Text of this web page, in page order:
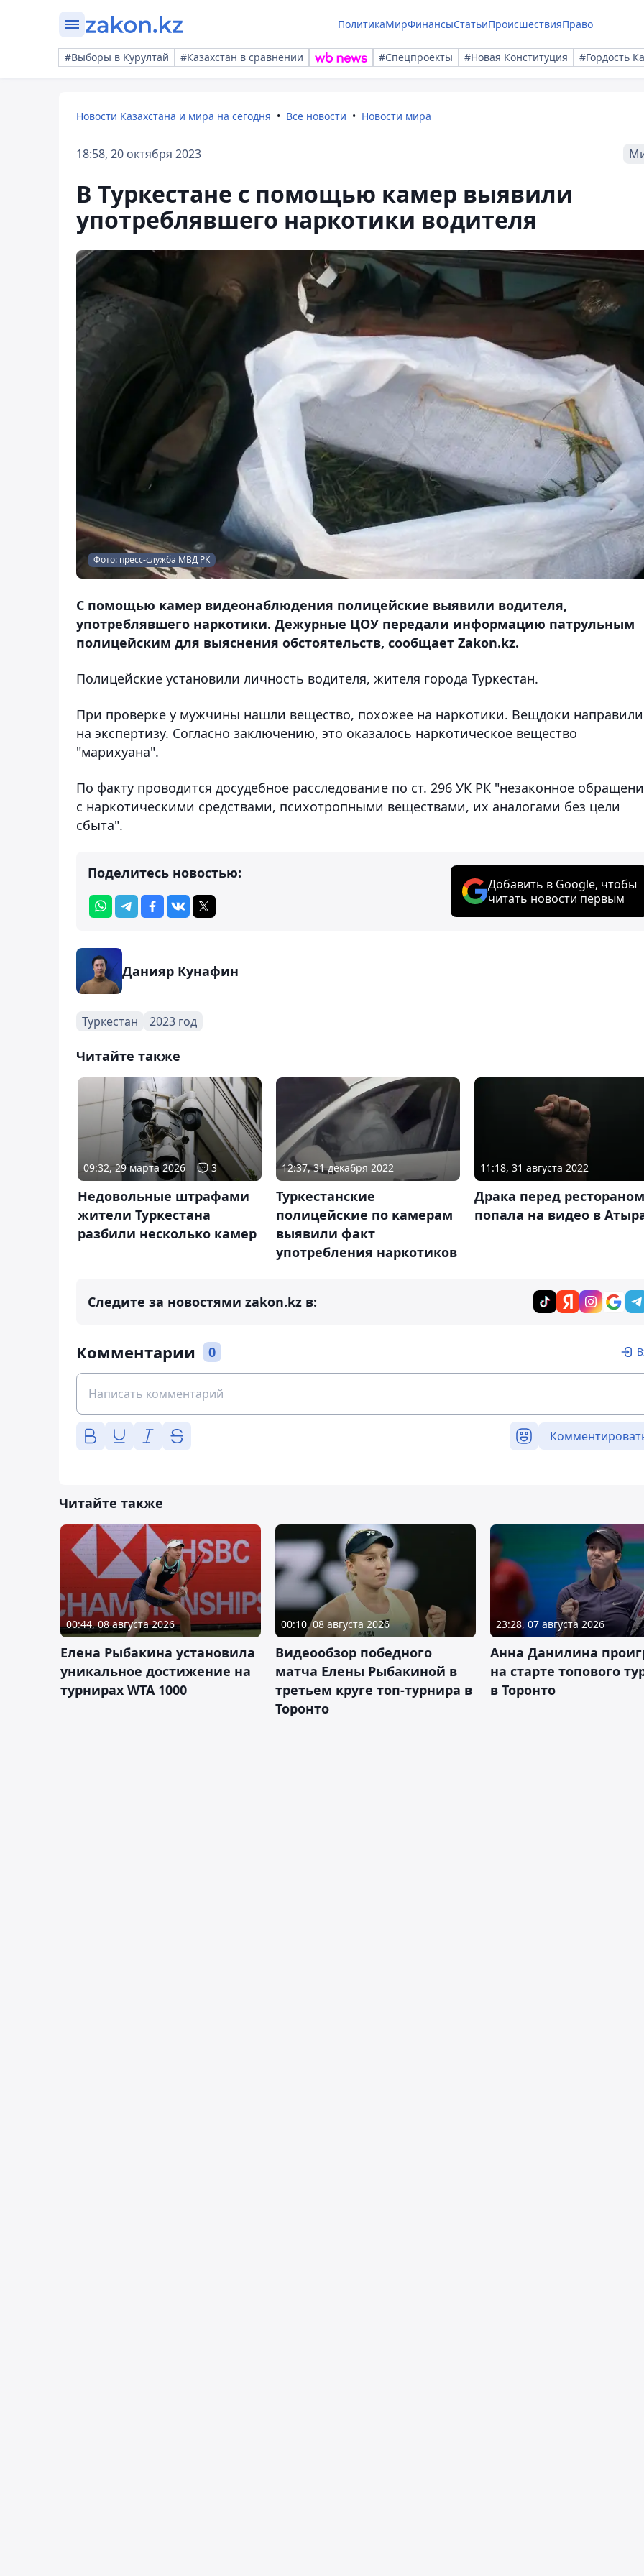
ПолитикаМирФинансыСтатьиПроисшествияПраво
#Выборы в Курултай #Казахстан в сравнении #Спецпроекты #Новая Конституция #Гордость
Новости Казахстана и мира на сегодня Все новости Новости мира
18:58, 20 октября 2023
В Туркестане с помощью камер выявили
употреблявшего наркотики водителя
Фото: пресс-служба МВД РК
С помощью камер видеонаблюдения полицейские выявили водителя,
употреблявшего наркотики. Дежурные ЦОУ передали информацию патрульным
полицейским для выяснения обстоятельств, сообщает Zakon.kz.
Полицейские установили личность водителя, жителя города Туркестан.
При проверке у мужчины нашли вещество, похожее на наркотики. Вещдоки направили
на экспертизу. Согласно заключению, это оказалось наркотическое вещество
"марихуана".
По факту проводится досудебное расследование по ст. 296 УК РК "незаконное
с наркотическими средствами, психотропными веществами, их аналогами без цели
сбыта".
Поделитесь новостью:
Добавить в Google, чтобы
читать новости первым
Данияр Кунафин
Туркестан 2023 год
Читайте также
09:32, 29 марта 2026 3
Недовольные штрафами
жители Туркестана
разбили несколько камер
12:37, 31 декабря 2022
Туркестанские
полицейские по камерам
выявили факт
употребления наркотиков
11:18, 31 августа 2022
Драка перед рестораном
попала на видео в
Следите за новостями zakon.kz в:
Комментарии 0
Читайте также
00:44, 08 августа 2026
Елена Рыбакина установила
уникальное достижение на
турнирах WTA 1000
00:10, 08 августа 2026
Видеообзор победного
матча Елены Рыбакиной в
третьем круге топ-турнира в
Торонто
23:28, 07 августа 2026
Анна Данилина
на старте топового
в Торонто